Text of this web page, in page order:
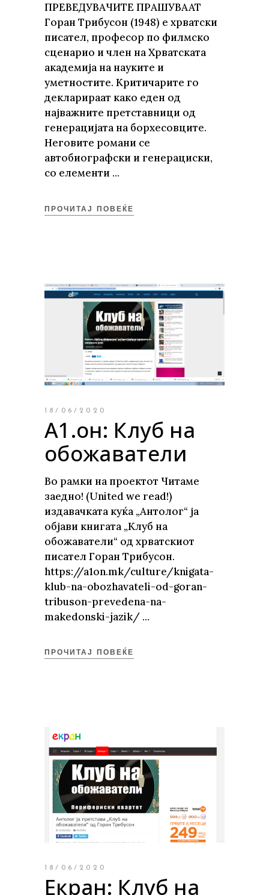
ПРЕВЕДУВАЧИТЕ ПРАШУВААТ
Горан Трибусон (1948) е хрватски
писател, професор по филмско
сценарио и член на Хрватската
академија на науките и
уметностите. Критичарите го
декларираат како еден од
најважните претставници од
генерацијата на борхесовците.
Неговите романи се
автобиографски и генерациски,
со елементи
ПРОЧИТАЈ ПОВЕЌЕ
18/06/2020
А1.он: Клуб на
обожаватели
Во рамки на проектот Читаме
заедно! (United we read!)
издавачката куќа „Антолог“ ја
објави книгата „Клуб на
обожаватели“ од хрватскиот
писател Горан Трибусон.
https://a1on.mk/culture/knigata-
klub-na-obozhavateli-od-goran-
tribuson-prevedena-na-
makedonski-jazik/
ПРОЧИТАЈ ПОВЕЌЕ
18/06/2020
Екран: Клуб на